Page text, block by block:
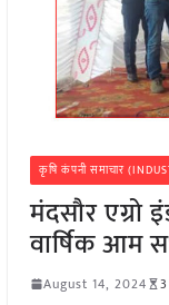
कृषि कंपनी समाचार
मंदसौर एग्रो
वार्षिक आम
August 14, 2024